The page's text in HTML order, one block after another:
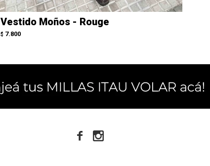
Vestido Moños - Rouge
$ 7.800
 